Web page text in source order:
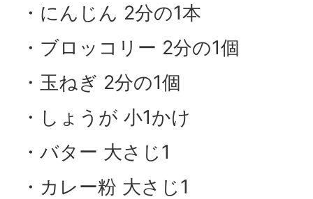
・にんじん 2分の1本
・ブロッコリー 2分の1個
・玉ねぎ 2分の1個
・しょうが 小1かけ
・バター 大さじ1
・カレー粉 大さじ1